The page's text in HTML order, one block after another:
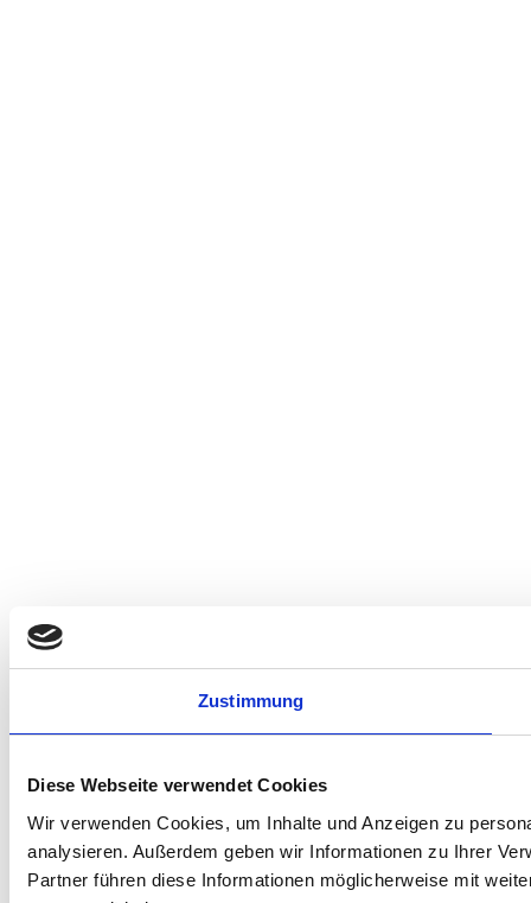
Zustimmung
Diese Webseite verwendet Cookies
Wir verwenden Cookies, um Inhalte und Anzeigen zu
analysieren. Außerdem geben wir Informationen zu Ihrer
Partner führen diese Informationen möglicherweise mit